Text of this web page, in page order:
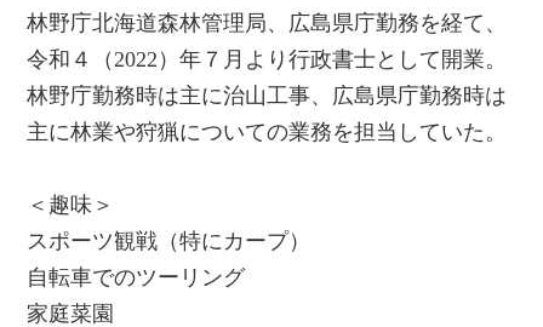
林野庁北海道森林管理局、広島県庁勤務を経て、
令和４（2022）年７月より行政書士として開業。
林野庁勤務時は主に治山工事、広島県庁勤務時は
主に林業や狩猟についての業務を担当していた。
＜趣味＞
スポーツ観戦（特にカープ）
自転車でのツーリング
家庭菜園